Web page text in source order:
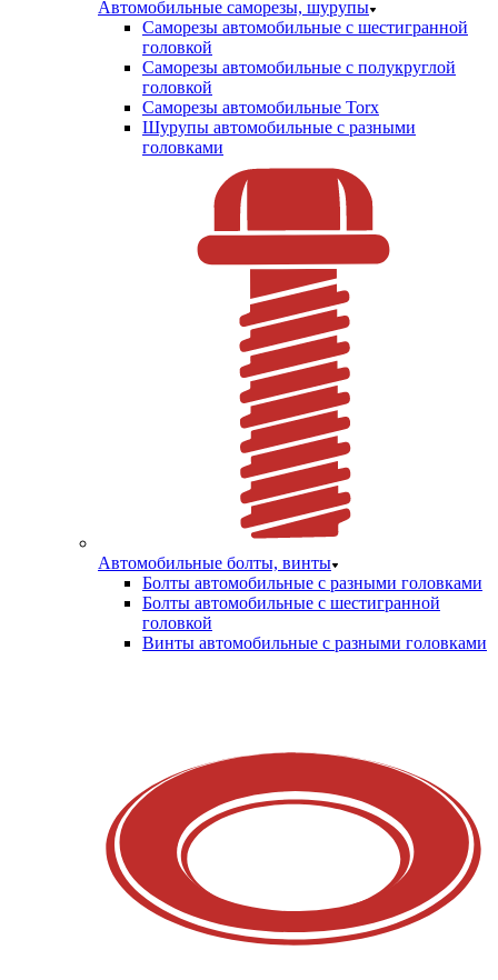
Автомобильные саморезы, шурупы
Саморезы автомобильные с шестигранной
головкой
Саморезы автомобильные с полукруглой
головкой
Саморезы автомобильные Torx
Шурупы автомобильные с разными
головками
Автомобильные болты, винты
Болты автомобильные с разными головками
Болты автомобильные с шестигранной
головкой
Винты автомобильные с разными головками